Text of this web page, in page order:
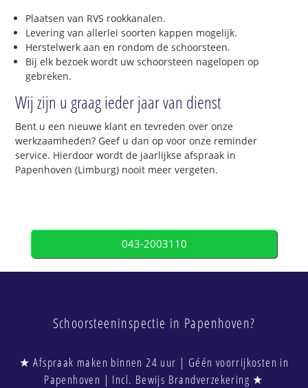
Plaatsen van RVS rookkanalen.
Levering van allerlei soorten kappen mogelijk.
Herstelwerk aan en rondom de schoorsteen.
Bij elk bezoek wordt uw schoorsteen nagelopen op
gebreken.
Wij zijn u graag ieder jaar van dienst
Bent u een nieuwe klant en tevreden over onze
werkzaamheden? Geef u dan op voor onze reminder
service. Hierdoor wordt de jaarlijkse afspraak in
Papenhoven (Limburg) nooit meer vergeten.
043-2003110
Schoorsteeninspectie in Papenhoven?
★ Afspraak maken binnen 24 uur | Géén voorrijkosten in
Papenhoven | Incl. Bewijs Brandverzekering ★